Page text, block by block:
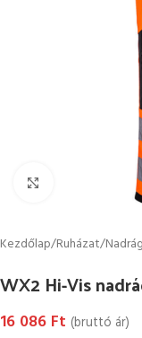
Kattintson a
Kezdőlap/Ruházat/
WX2 Hi-Vis
16 086 Ft (bruttó ár)